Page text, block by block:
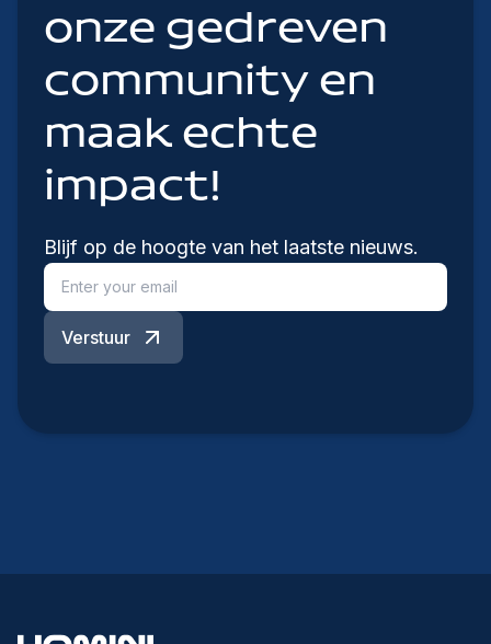
onze gedreven
community en
maak echte
impact!
Blijf op de hoogte van het laatste nieuws.
Verstuur